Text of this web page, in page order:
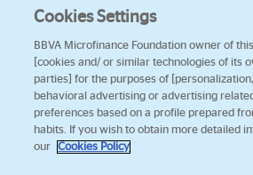
Cookies Settings
BBVA Microfinance Foundation owner of
[cookies and/ or similar technologies of its
parties] for the purposes of
behavioral advertising or advertising
preferences based on a profile prepared
habits. If you wish to obtain more detailed
our
Cookies Policy